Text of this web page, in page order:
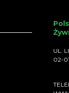
UL.
02-